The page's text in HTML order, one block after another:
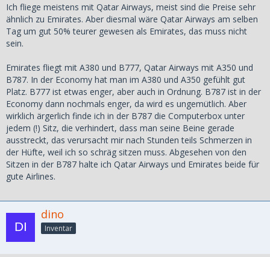
Ich fliege meistens mit Qatar Airways, meist sind die Preise sehr
ähnlich zu Emirates. Aber diesmal wäre Qatar Airways am selben
Tag um gut 50% teurer gewesen als Emirates, das muss nicht
sein.
Emirates fliegt mit A380 und B777, Qatar Airways mit A350 und
B787. In der Economy hat man im A380 und A350 gefühlt gut
Platz. B777 ist etwas enger, aber auch in Ordnung. B787 ist in der
Economy dann nochmals enger, da wird es ungemütlich. Aber
wirklich ärgerlich finde ich in der B787 die Computerbox unter
jedem (!) Sitz, die verhindert, dass man seine Beine gerade
ausstreckt, das verursacht mir nach Stunden teils Schmerzen in
der Hüfte, weil ich so schräg sitzen muss. Abgesehen von den
Sitzen in der B787 halte ich Qatar Airways und Emirates beide für
gute Airlines.
dino
Inventar